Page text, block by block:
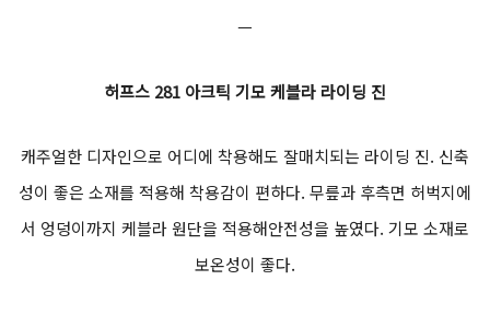
ㅡ
허프스 281 아크틱 기모 케블라 라이딩 진
캐주얼한 디자인으로 어디에 착용해도 잘매치되는 라이딩 진. 신축
성이 좋은 소재를 적용해 착용감이 편하다. 무릎과 후측면 허벅지에
서 엉덩이까지 케블라 원단을 적용해안전성을 높였다. 기모 소재로
보온성이 좋다.